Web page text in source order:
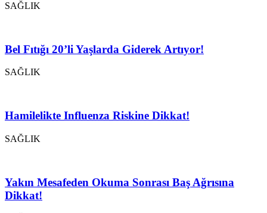
SAĞLIK
Bel Fıtığı 20’li Yaşlarda Giderek Artıyor!
SAĞLIK
Hamilelikte Influenza Riskine Dikkat!
SAĞLIK
Yakın Mesafeden Okuma Sonrası Baş Ağrısına
Dikkat!